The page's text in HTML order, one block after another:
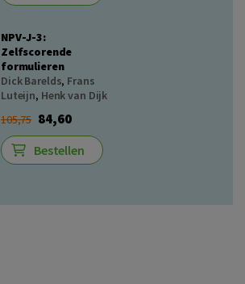
NPV-J-3:
Zelfscorende
formulieren
Dick Barelds, Frans
Luteijn, Henk van Dijk
105,75 84,60
Bestellen